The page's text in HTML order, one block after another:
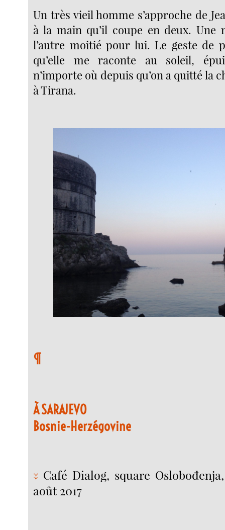
Un très vieil homme s’approche de
à la main qu’il coupe en deux. Une
l’autre moitié pour lui. Le geste de
qu’elle me raconte au soleil,
n’importe où depuis qu’on a quitté la
à Tirana.
¶
À SARAJEVO
Bosnie-Herzégovine
↓ Café Dialog, square
août 2017